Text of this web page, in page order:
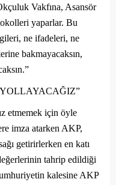
Vakfına, Asansör
yaparlar. Bu
ne ifadeleri, ne
bakmayacaksın,
etmemek için öyle
imza atarken AKP,
getirirlerken en katı
tahrip edildiği
kalesine AKP